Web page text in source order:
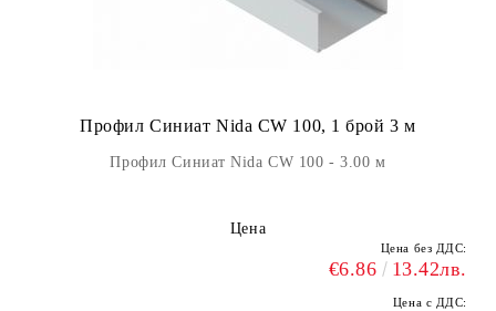
Профил Синиат Nida CW 100, 1 брой 3 м
Профил Синиат Nida CW 100 - 3.00 м
Цена
Цена без ДДС:
€6.86 13.42лв.
Цена с ДДС: